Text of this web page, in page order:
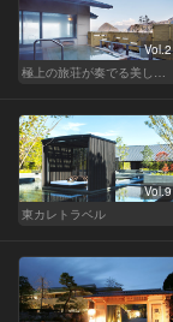
Vol.2
極上の旅荘が奏でる美しき寛ぎ
Vol.9
東カレトラベル